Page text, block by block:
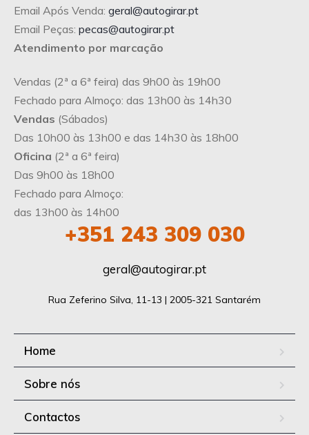
Email Após Venda: geral@autogirar.pt
Email Peças: pecas@autogirar.pt
Atendimento por marcação
Vendas (2ª a 6ª feira) das 9h00 às 19h00
Fechado para Almoço: das 13h00 às 14h30
Vendas (Sábados)
Das 10h00 às 13h00 e das 14h30 às 18h00
Oficina (2ª a 6ª feira)
Das 9h00 às 18h00
Fechado para Almoço:
das 13h00 às 14h00
+351 243 309 030
geral@autogirar.pt
Rua Zeferino Silva, 11-13 | 2005-321 Santarém
Home
Sobre nós
Contactos